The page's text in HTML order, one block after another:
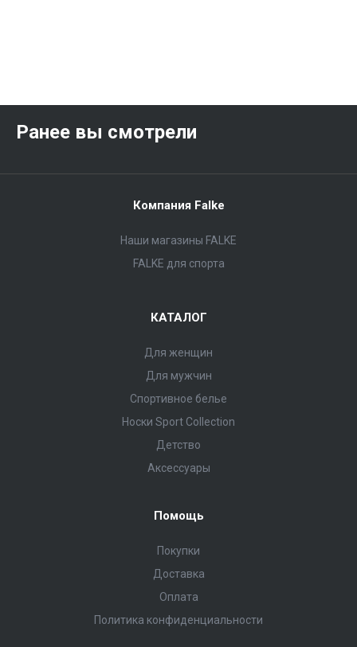
Ранее вы смотрели
Компания Falke
Наши магазины FALKE
FALKE для спорта
КАТАЛОГ
Для женщин
Для мужчин
Спортивное белье
Носки Sport Collection
Детство
Аксессуары
Помощь
Покупки
Доставка
Оплата
Политика конфиденциальности